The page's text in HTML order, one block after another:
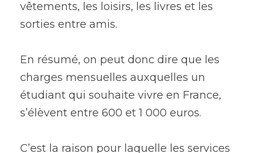
vêtements, les loisirs, les livres et les
sorties entre amis.
En résumé, on peut donc dire que les
charges mensuelles auxquelles un
étudiant qui souhaite vivre en France,
s’élèvent entre 600 et 1 000 euros.
C’est la raison pour laquelle les services